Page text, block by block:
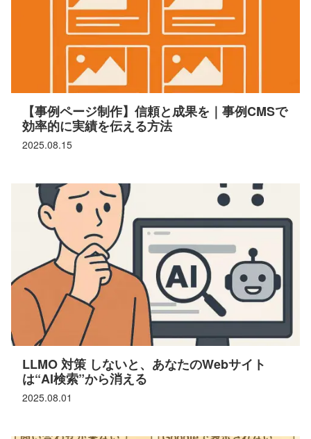
2025.08.15
【事例ページ制作】信頼と成果を｜事例CMSで
効率的に実績を伝える方法
2025.08.01
LLMO 対策 しないと、あなたのWebサイト
は“AI検索”から消える